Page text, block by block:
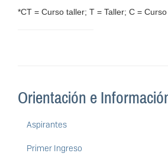
*CT = Curso taller; T = Taller; C = Curso
Orientación e
Aspirantes
Primer Ingreso